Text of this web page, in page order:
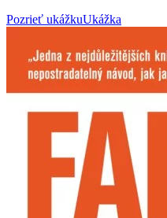
Pozrieť ukážkuUkážka